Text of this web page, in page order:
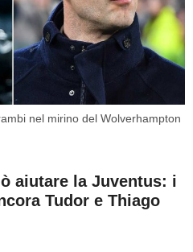
nel mirino del Wolverhampton
aiutare la Juventus: i
Tudor e Thiago